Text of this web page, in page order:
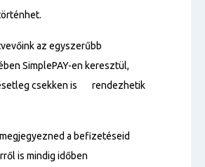
az egyszerűbb
SimplePAY-en keresztül,
csekken is rendezhetik
a befizetéseid
is mindig időben